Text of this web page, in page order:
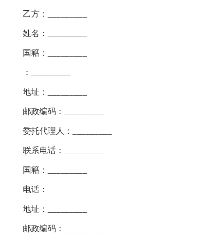
乙方：_________
姓名：_________
国籍：_________
：_________
地址：_________
邮政编码：_________
委托代理人：_________
联系电话：_________
国籍：_________
电话：_________
地址：_________
邮政编码：_________